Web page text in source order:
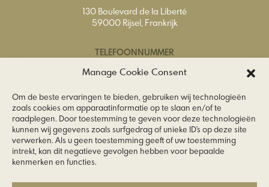
Manage Cookie Consent
Om de beste ervaringen te bieden, gebruiken wij technologieën
zoals cookies om apparaatinformatie op te slaan en/of te
raadplegen. Door toestemming te geven voor deze technologieën
kunnen wij gegevens zoals surfgedrag of unieke ID's op deze site
verwerken. Als u geen toestemming geeft of uw toestemming
intrekt, kan dit negatieve gevolgen hebben voor bepaalde
kenmerken en functies.
130 Boulevard de la Liberté
59000 Rijsel, Frankrijk
TELEFOONNUMMER
Tel.+33 (0) 3 20 74 65 40
E-MAILADRES
info@ccfbl.fr
VOLG ONS